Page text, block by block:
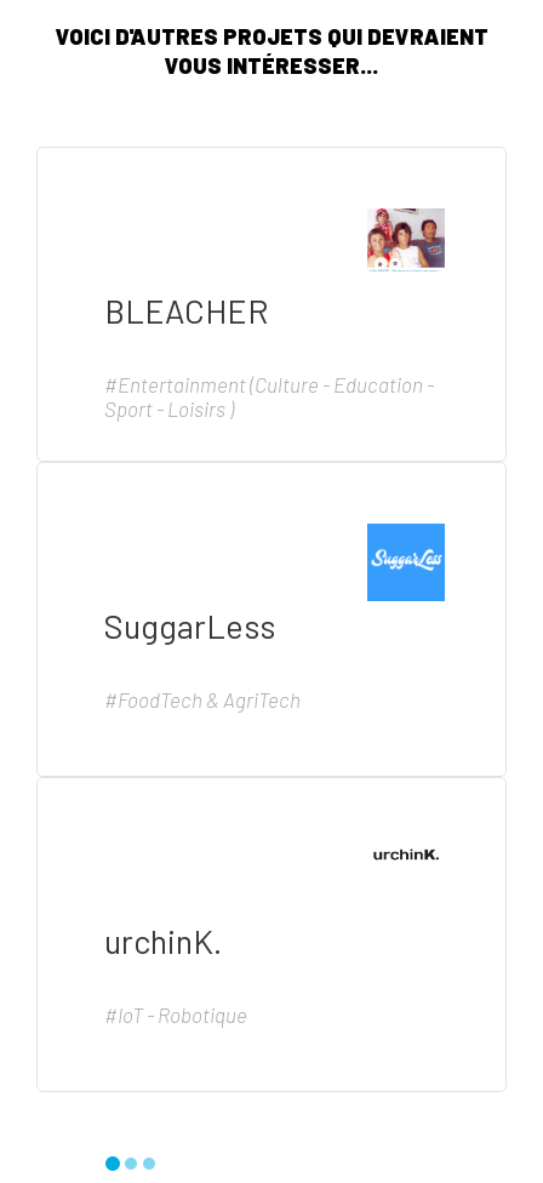
VOICI D'AUTRES PROJETS QUI DEVRAIENT
VOUS INTÉRESSER...
BLEACHER
#Entertainment (Culture - Education -
Sport - Loisirs )
SuggarLess
#FoodTech & AgriTech
urchinK.
#IoT - Robotique